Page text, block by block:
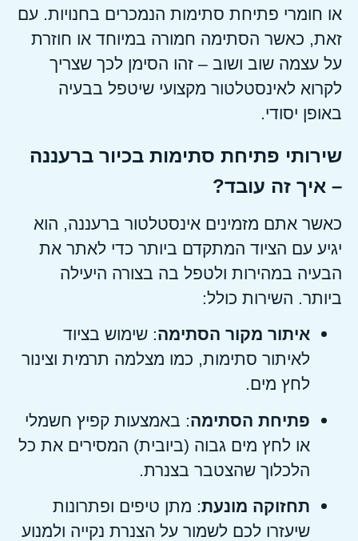
או חומרי פתיחת סתימות הנמכרים בחנויות. עם
זאת, כאשר הסתימה חמורה במיוחד או חוזרת
על עצמה שוב ושוב – זהו הסימן לכך שצריך
לקרוא לאינסטלטור מקצועי שיטפל בבעיה
באופן יסודי.
שירותי פתיחת סתימות בכיור ברעננה
– איך זה עובד?
כאשר אתם מזמינים אינסטלטור ברעננה, הוא
יגיע עם הציוד המתקדם ביותר כדי לאתר את
הבעיה במהירות ולטפל בה בצורה היעילה
ביותר. השירות כולל:
איתור מקור הסתימה: שימוש בציוד
לאיתור סתימות, כמו מצלמה תרמית וצינור
לחץ מים.
פתיחת הסתימה: באמצעות קפיץ חשמלי
או לחץ מים גבוה (ביובית) המסירים את כל
הלכלוך שהצטבר בצנרת.
תחזוקה מונעת: מתן טיפים ופתרונות
שיעזרו לכם לשמור על הצנרת נקייה ולמנוע